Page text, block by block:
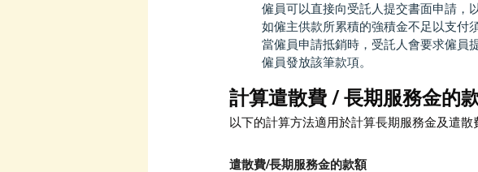
僱員可以直接向受託人提交書面申請，
如僱主供款所累積的強積金不足以支付
當僱員申請抵銷時，受託人會要求僱員
僱員發放該筆款項。
計算遣散費 / 長期服務金的
以下的計算方法適用於計算長期服務金及遣散
遣散費/長期服務金的款額